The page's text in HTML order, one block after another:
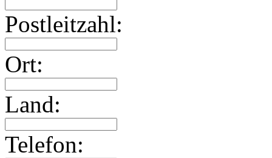
Postleitzahl:
Ort:
Land:
Telefon: